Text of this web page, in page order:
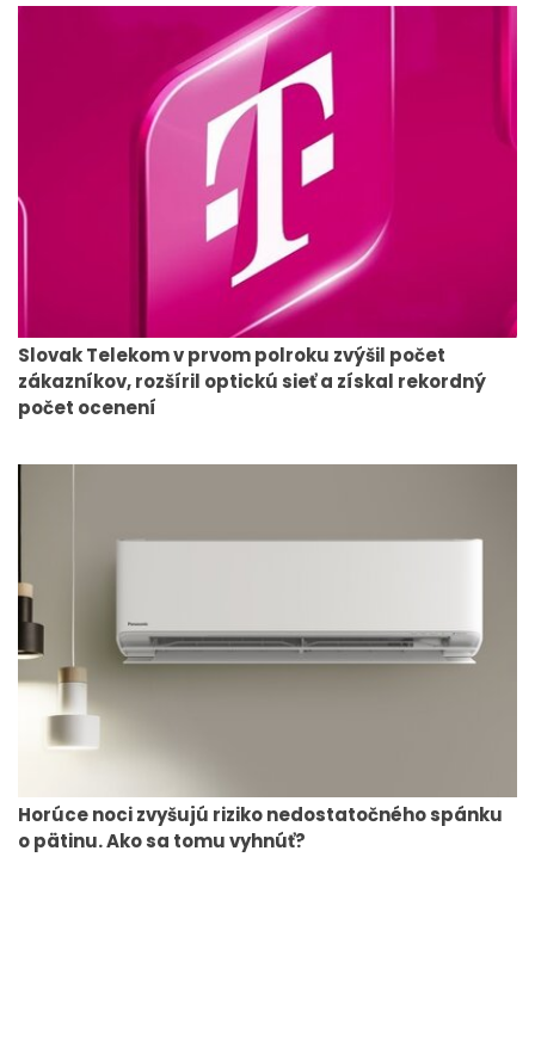
Slovak Telekom v prvom polroku zvýšil počet
zákazníkov, rozšíril optickú sieť a získal rekordný
počet ocenení
Horúce noci zvyšujú riziko nedostatočného spánku
o pätinu. Ako sa tomu vyhnúť?